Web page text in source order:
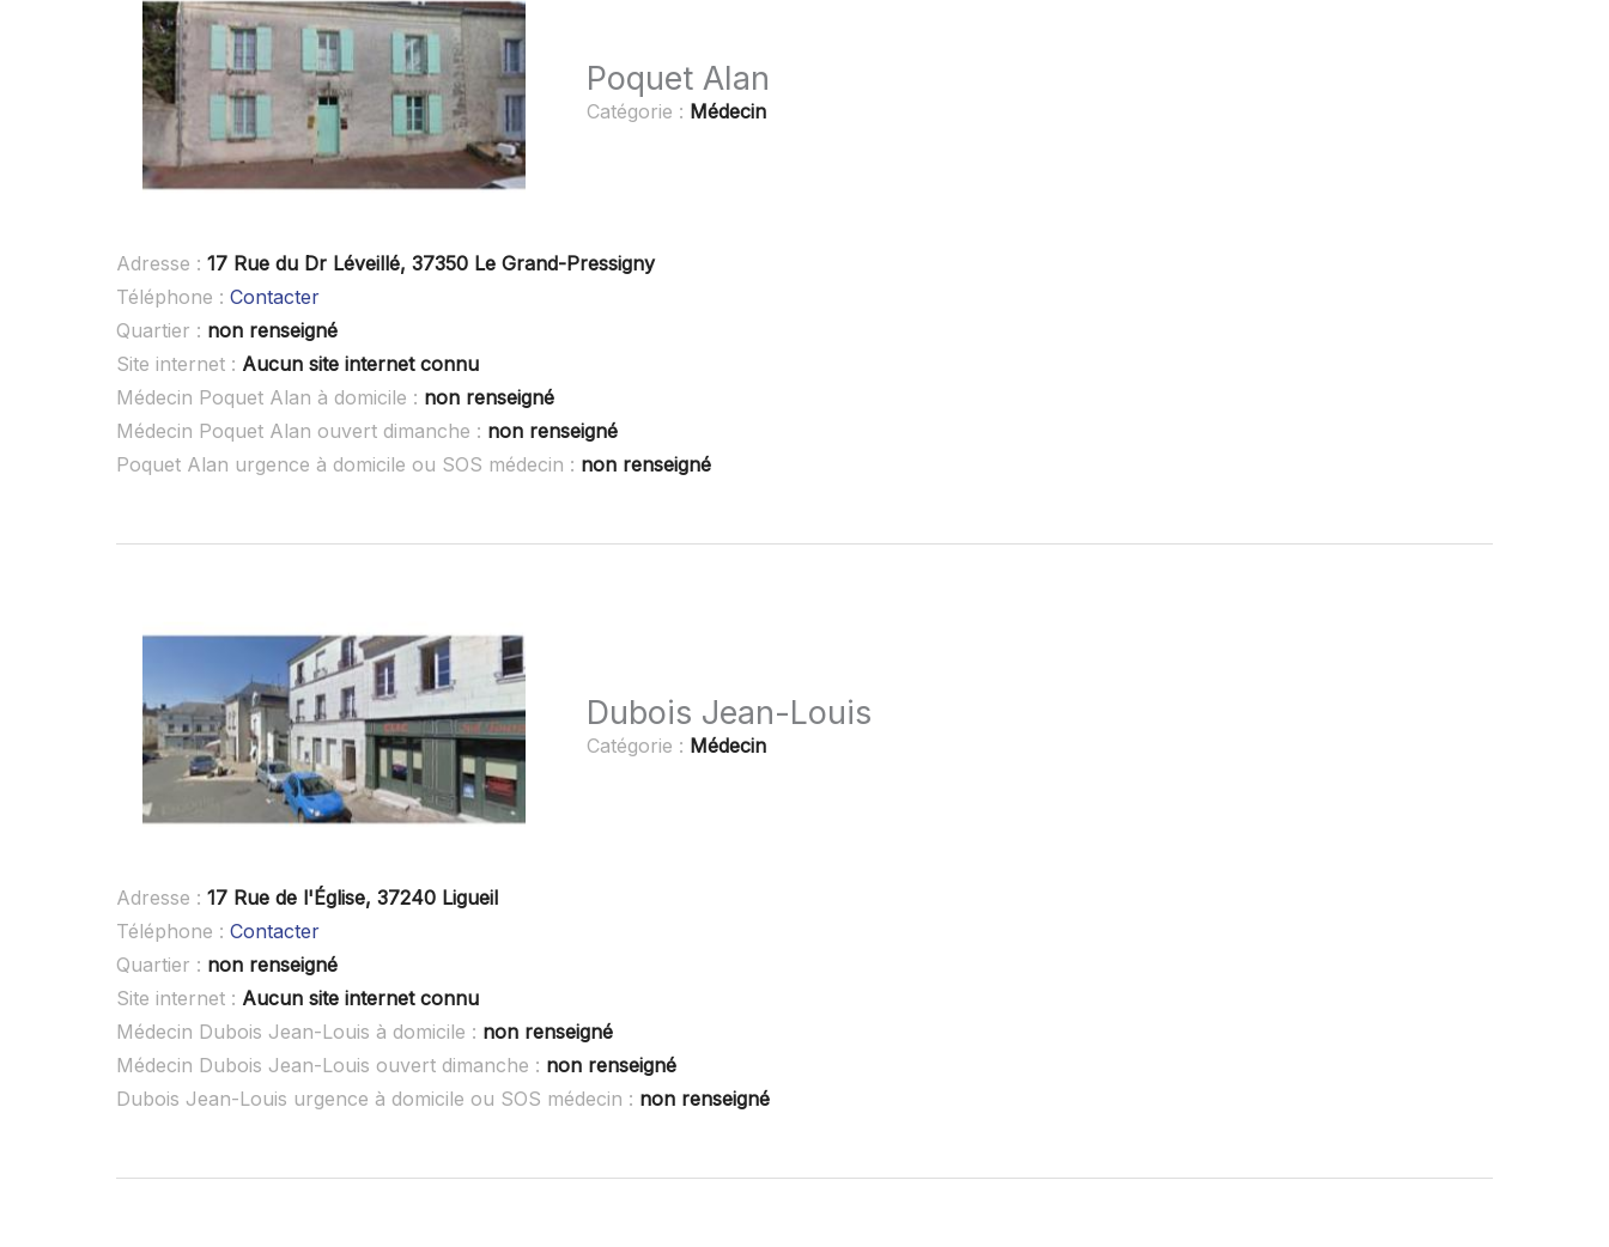
Poquet Alan
Catégorie : Médecin
Adresse : 17 Rue du Dr Léveillé, 37350 Le Grand-Pressigny
Téléphone : Contacter
Quartier : non renseigné
Site internet : Aucun site internet connu
Médecin Poquet Alan à domicile : non renseigné
Médecin Poquet Alan ouvert dimanche : non renseigné
Poquet Alan urgence à domicile ou SOS médecin : non renseigné
Dubois Jean-Louis
Catégorie : Médecin
Adresse : 17 Rue de l'Église, 37240 Ligueil
Téléphone : Contacter
Quartier : non renseigné
Site internet : Aucun site internet connu
Médecin Dubois Jean-Louis à domicile : non renseigné
Médecin Dubois Jean-Louis ouvert dimanche : non renseigné
Dubois Jean-Louis urgence à domicile ou SOS médecin : non renseigné